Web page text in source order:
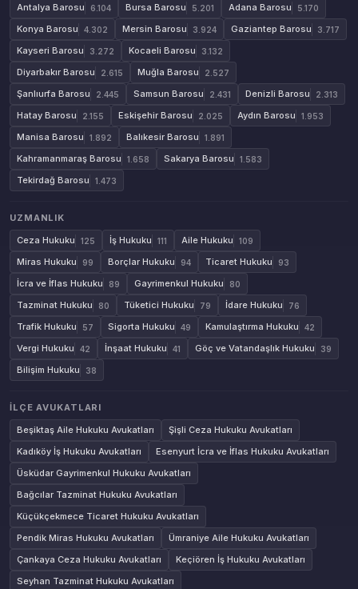
Antalya Barosu 6.104 Bursa Barosu 5.201 Adana Barosu 5.170
Konya Barosu 4.302 Mersin Barosu 3.924 Gaziantep Barosu 3.717
Kayseri Barosu 3.272 Kocaeli Barosu 3.132
Diyarbakır Barosu 2.615 Muğla Barosu 2.527
Şanlıurfa Barosu 2.445 Samsun Barosu 2.431 Denizli Barosu 2.313
Hatay Barosu 2.155 Eskişehir Barosu 2.025 Aydın Barosu 1.953
Manisa Barosu 1.892 Balıkesir Barosu 1.891
Kahramanmaraş Barosu 1.658 Sakarya Barosu 1.583
Tekirdağ Barosu 1.473
UZMANLIK
Ceza Hukuku
125 İş Hukuku 111 Aile Hukuku 109
Miras Hukuku 99 Borçlar Hukuku 94 Ticaret Hukuku 93
İcra ve İflas Hukuku 89 Gayrimenkul Hukuku 80
Tazminat Hukuku 80 Tüketici Hukuku 79 İdare Hukuku 76
Trafik Hukuku 57 Sigorta Hukuku 49 Kamulaştırma Hukuku 42
Vergi Hukuku 42 İnşaat Hukuku 41 Göç ve Vatandaşlık Hukuku 39
Bilişim Hukuku 38
İLÇE AVUKATLARI
Beşiktaş Aile Hukuku Avukatları
Şişli Ceza Hukuku Avukatları
Kadıköy İş Hukuku Avukatları
Esenyurt İcra ve İflas Hukuku Avukatları
Üsküdar Gayrimenkul Hukuku Avukatları
Bağcılar Tazminat Hukuku Avukatları
Küçükçekmece Ticaret Hukuku Avukatları
Pendik Miras Hukuku Avukatları
Ümraniye Aile Hukuku Avukatları
Çankaya Ceza Hukuku Avukatları
Keçiören İş Hukuku Avukatları
Seyhan Tazminat Hukuku Avukatları